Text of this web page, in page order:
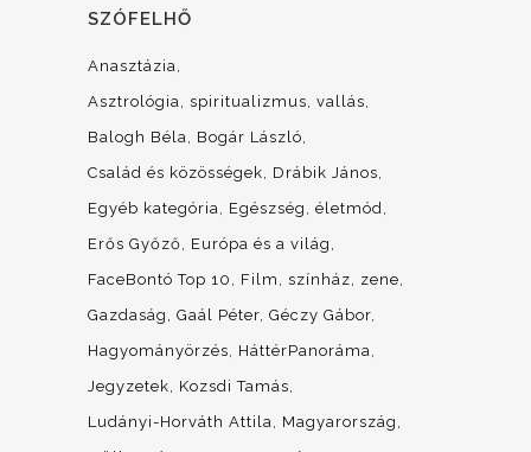
SZÓFELHŐ
Anasztázia
Asztrológia, spiritualizmus, vallás
Balogh Béla
Bogár László
Család és közösségek
Drábik János
Egyéb kategória
Egészség, életmód
Erős Győző
Európa és a világ
FaceBontó Top 10
Film, színház, zene
Gazdaság
Gaál Péter Géczy Gábor
Hagyományörzés
HáttérPanoráma
Jegyzetek
Kozsdi Tamás
Ludányi-Horváth Attila
Magyarország